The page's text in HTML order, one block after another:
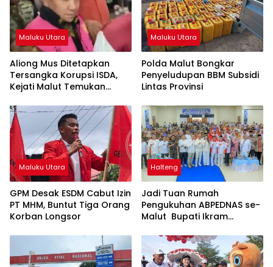
Maluku Utara
Aliong Mus Ditetapkan
Tersangka Korupsi ISDA,
Kejati Malut Temukan
Maluku Utara
Polda Malut Bongkar
Penyeludupan BBM Subsidi
Lintas Provinsi
Maluku Utara
GPM Desak ESDM Cabut Izin
PT MHM, Buntut Tiga Orang
Korban Longsor
Halteng
Jadi Tuan Rumah
Pengukuhan ABPEDNAS se-
Malut Bupati Ikram
Kelola dan Pengawasan
Desa